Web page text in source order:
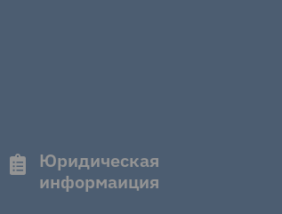
Юридическая
информаиция